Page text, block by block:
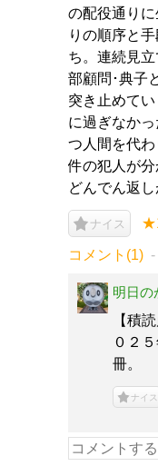
の配役通り
りの順序と
ち。連続見
部顧問･典子
突き止めて
に過ぎなか
つ人間を代わ
件の犯人が
どんでん返し
ナイス
コメント(1)
明日の
【積
０２
冊。
ナイス